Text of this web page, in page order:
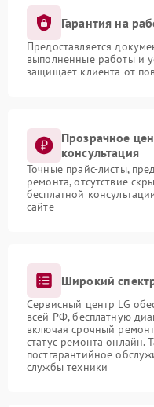
Гарантия на
Предоставляется
выполненные работы и
защищает клиента от
Прозрачное
консультация
Точные прайс-листы,
ремонта, отсутствие
бесплатной
сайте
Широкий
Сервисный центр LG
всей РФ, бесплатную
включая срочный
статус ремонта онлайн.
постгарантийное
службы техники